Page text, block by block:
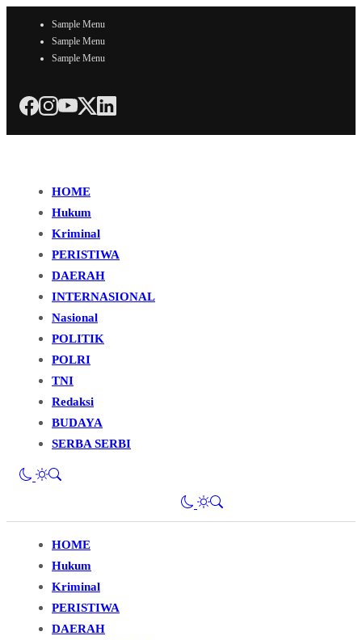
Sample Menu
Sample Menu
Sample Menu
HOME
Hukum
Kriminal
PERISTIWA
DAERAH
INTERNASIONAL
Nasional
POLITIK
POLRI
TNI
Redaksi
BUDAYA
SERBA SERBI
HOME
Hukum
Kriminal
PERISTIWA
DAERAH